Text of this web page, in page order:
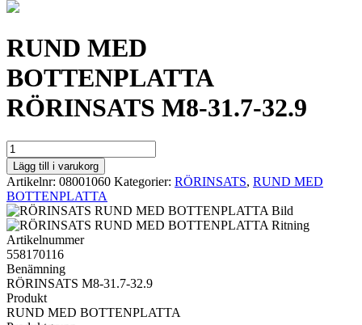
RUND MED
BOTTENPLATTA
RÖRINSATS M8-31.7-32.9
RUND
MED
BOTTENPLATTA
RÖRINSATS
M8-
31.7-
32.9
mängd
Lägg till i varukorg
Artikelnr: 08001060 Kategorier: RÖRINSATS, RUND MED
BOTTENPLATTA
Artikelnummer
558170116
Benämning
RÖRINSATS M8-31.7-32.9
Produkt
RUND MED BOTTENPLATTA